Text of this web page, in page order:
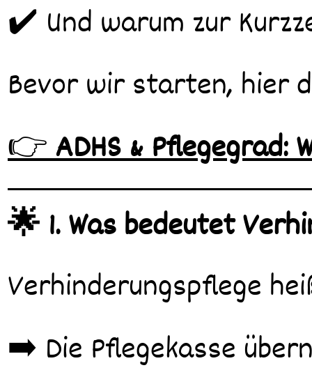
✔️ Und warum zur
Bevor wir starten, hier
👉ADHS & Pflegegrad:
🌟 1. Was bedeutet
Verhinderungspflege
➡️ Die Pflegekasse